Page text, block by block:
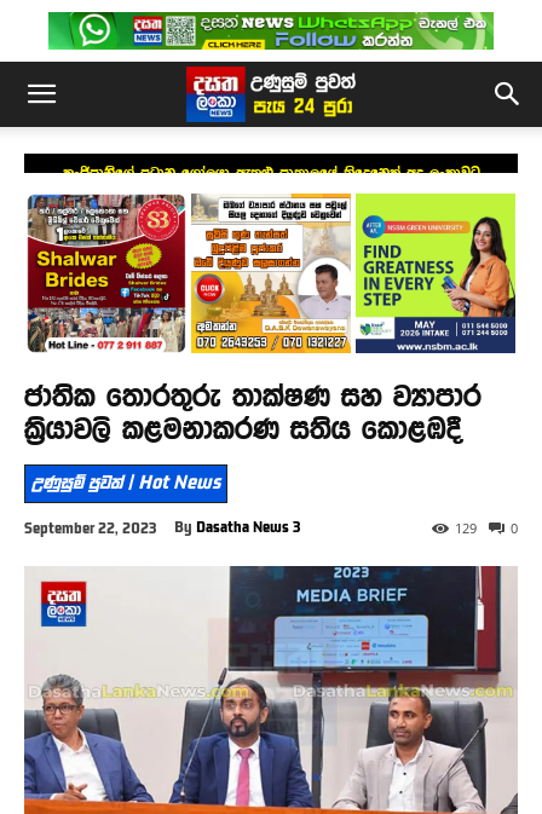
කංජිපානිගේ ප්‍රධාන ගෝලයා ඇතුළු පාතාලයේ තිදෙනෙක් අද ලංකාවට
ජාතික තොරතුරු තාක්ෂණ සහ ව්‍යාපාර
ක්‍රියාවලි කළමනාකරණ සතිය කොළඹදී
උණුසුම් පුවත් | Hot News
September 22, 2023 By Dasatha News 3 0
129